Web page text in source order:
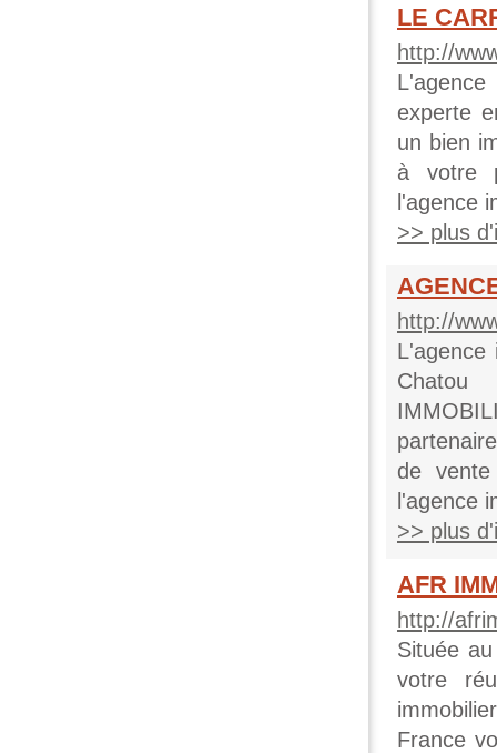
LE
http://
experte
un bien
à votre
l'agence
>> plus
http://
L'agence
Chatou
de
l'agence
>> plus
AFR
http://
Située
votre
France